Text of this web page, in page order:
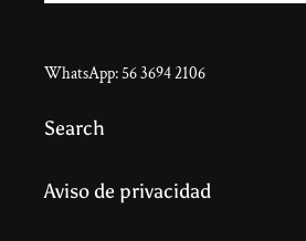
WhatsApp: 56 3694 2106
Search
Aviso de privacidad